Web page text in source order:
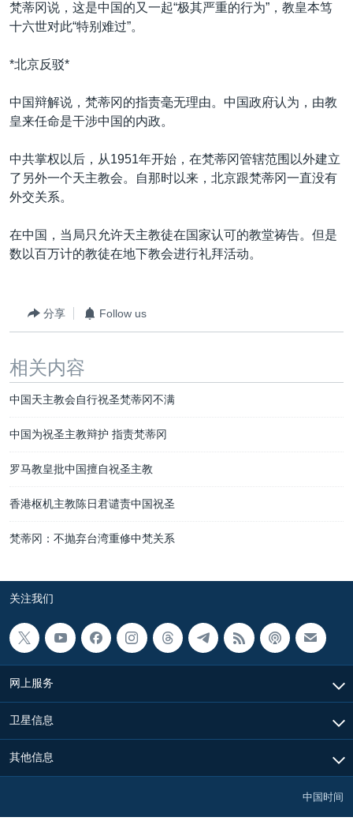
梵蒂冈说，这是中国的又一起“极其严重的行为”，教皇本笃
十六世对此“特别难过”。
*北京反驳*
中国辩解说，梵蒂冈的指责毫无理由。中国政府认为，由教
皇来任命是干涉中国的内政。
中共掌权以后，从1951年开始，在梵蒂冈管辖范围以外建立
了另外一个天主教会。自那时以来，北京跟梵蒂冈一直没有
外交关系。
在中国，当局只允许天主教徒在国家认可的教堂祷告。但是
数以百万计的教徒在地下教会进行礼拜活动。
分享 Follow us
相关内容
中国天主教会自行祝圣梵蒂冈不满
中国为祝圣主教辩护 指责梵蒂冈
罗马教皇批中国擅自祝圣主教
香港枢机主教陈日君谴责中国祝圣
梵蒂冈：不抛弃台湾重修中梵关系
关注我们
网上服务
卫星信息
其他信息
中国时间